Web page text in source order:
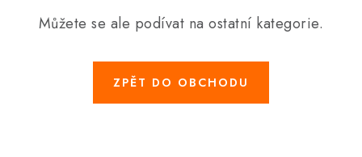
Můžete se ale podívat na ostatní kategorie.
ZPĚT DO OBCHODU